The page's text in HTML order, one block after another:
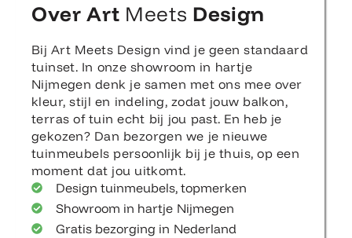
Over Art Meets Design
Bij Art Meets Design vind je geen standaard
tuinset. In onze showroom in hartje
Nijmegen denk je samen met ons mee over
kleur, stijl en indeling, zodat jouw balkon,
terras of tuin echt bij jou past. En heb je
gekozen? Dan bezorgen we je nieuwe
tuinmeubels persoonlijk bij je thuis, op een
moment dat jou uitkomt.
Design tuinmeubels, topmerken
Showroom in hartje Nijmegen
Gratis bezorging in Nederland